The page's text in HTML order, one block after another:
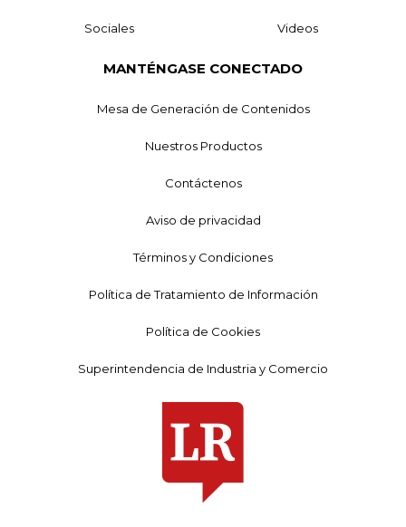
Sociales Videos
MANTÉNGASE CONECTADO
Mesa de Generación de Contenidos
Nuestros Productos
Contáctenos
Aviso de privacidad
Términos y Condiciones
Política de Tratamiento de Información
Política de Cookies
Superintendencia de Industria y Comercio